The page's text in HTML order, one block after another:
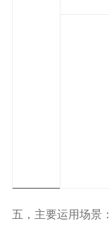
五，主要运用场景：